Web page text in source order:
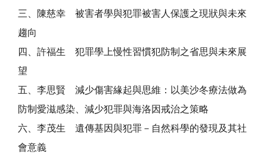
三、陳慈幸 被害者學與犯罪被害人保護之現狀與未來
趨向
四、許福生 犯罪學上慢性習慣犯防制之省思與未來展
望
五、李思賢 減少傷害緣起與思維：以美沙冬療法做為
防制愛滋感染、減少犯罪與海洛因戒治之策略
六、李茂生 遺傳基因與犯罪－自然科學的發現及其社
會意義